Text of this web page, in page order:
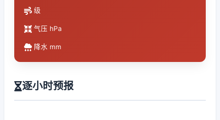
级
气压 hPa
降水 mm
逐小时预报